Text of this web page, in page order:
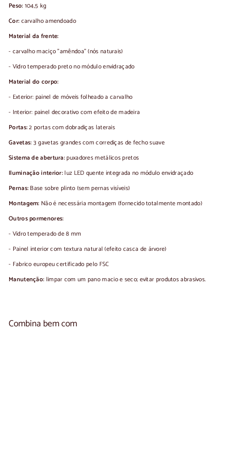
Peso: 104,5 kg
Cor: carvalho amendoado
Material da frente:
- carvalho maciço "amêndoa" (nós naturais)
- Vidro temperado preto no módulo envidraçado
Material do corpo:
- Exterior: painel de móveis folheado a carvalho
- Interior: painel decorativo com efeito de madeira
Portas:2 portas com dobradiças laterais
Gavetas: 3 gavetas grandes com corrediças de fecho suave
Sistema de abertura:puxadores metálicos pretos
Iluminação interior:luz LED quente integrada no módulo envidraçado
Pernas: Base sobre plinto (sem pernas visíveis)
Montagem: Não é necessária montagem (fornecido totalmente montado)
Outros pormenores:
- Vidro temperado de 8 mm
- Painel interior com textura natural (efeito casca de árvore)
- Fabrico europeu certificado pelo FSC
Manutenção: limpar com um pano macio e seco; evitar produtos abrasivos.
Combina bem com